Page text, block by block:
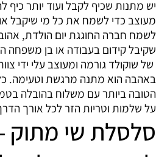
יש מתנות שכיף לקבל ועוד יותר כיף
מעוצב כדי לשמח את כל מי שיקבל
לשמח חברה החוגגת יום הולדת,
שקיבל קידום בעבודה או בן
של שוקולד גורמה ומעוצב עלי ידי
באהבה הוא מתנה מרגשת וטעימה.
הטובה ביותר עם משלוח בהובלה
על שלמות וטריות הזר לכל אורך
סלסלת שי מתוק